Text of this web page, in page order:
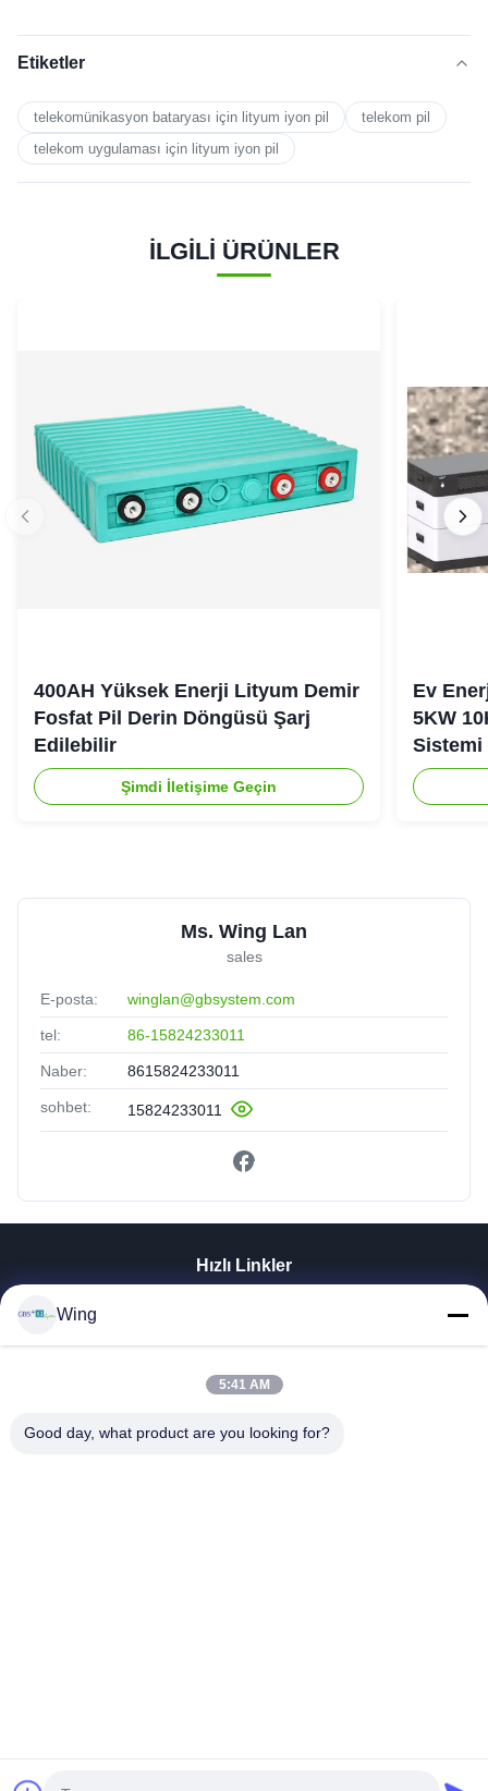
Etiketler
telekomünikasyon bataryası için lityum iyon pil
telekom pil
telekom uygulaması için lityum iyon pil
İLGİLİ ÜRÜNLER
400AH Yüksek Enerji Lityum Demir
Fosfat Pil Derin Döngüsü Şarj
Edilebilir
Şimdi İletişime Geçin
Ev
5KW
Sistemi
Ms. Wing Lan
sales
E-posta: winglan@gbsystem.com
tel: 86-15824233011
Naber: 8615824233011
sohbet: 15824233011
Hızlı Linkler
VR Gösterisi
Fabrika Turu
Wing
5:41 AM
Good day, what product are you looking for?